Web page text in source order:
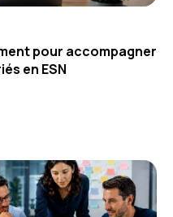
pour accompagner
en ESN